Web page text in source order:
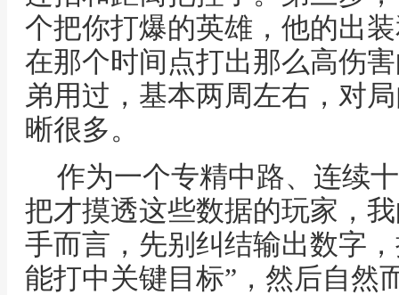
个把你打爆的英雄，他的出
在那个时间点打出那么高伤
弟用过，基本两周左右，对
晰很多。
作为一个专精中路、连续
把才摸透这些数据的玩家，
手而言，先别纠结输出数字
能打中关键目标”，然后自然